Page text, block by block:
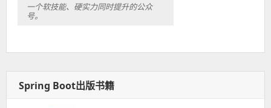
一个软技能、硬实力同时提升的公众
号。
Spring Boot出版书籍